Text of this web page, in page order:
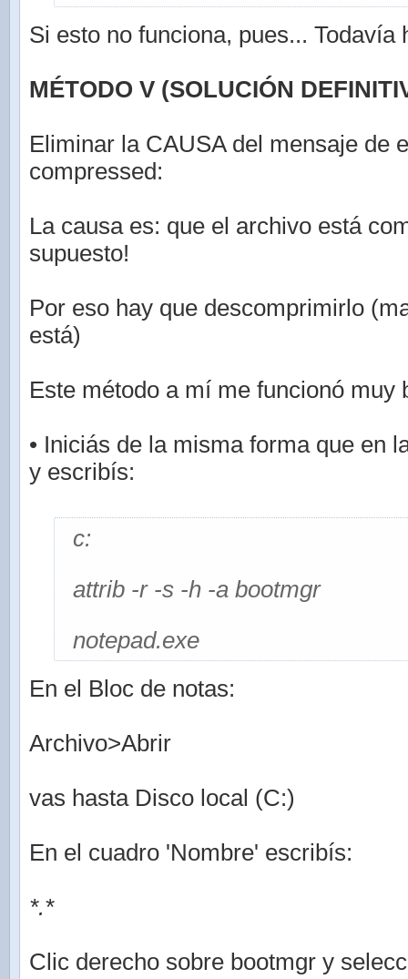
Si esto no funciona, pues... Todavía
MÉTODO V (SOLUCIÓN
Eliminar la CAUSA del mensaje de
compressed:
La causa es: que el archivo está
supuesto!
Por eso hay que descomprimirlo
está)
Este método a mí me funcionó muy
• Iniciás de la misma forma que en
y escribís:
c:
attrib -r -s -h -a bootmgr
notepad.exe
En el Bloc de notas:
Archivo>Abrir
vas hasta Disco local (C:)
En el cuadro 'Nombre' escribís:
*.*
Clic derecho sobre bootmgr y